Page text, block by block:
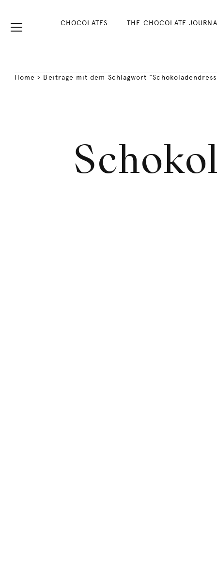
CHOCOLATES THE CHOCOLATE
Home > Beiträge mit dem Schlagwort